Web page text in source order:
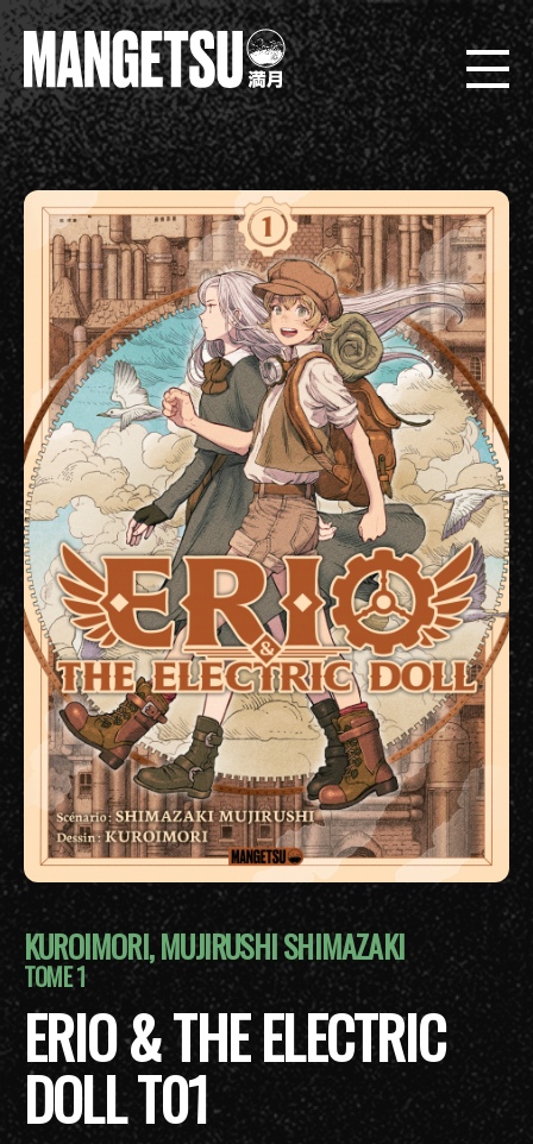
KUROIMORI, MUJIRUSHI SHIMAZAKI
TOME 1
ERIO & THE ELECTRIC
DOLL T01